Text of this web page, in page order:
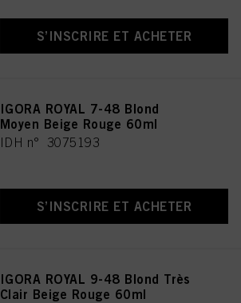
S’INSCRIRE ET ACHETER
IGORA ROYAL 7-48 Blond
Moyen Beige Rouge 60ml
IDH n° 3075193
S’INSCRIRE ET ACHETER
IGORA ROYAL 9-48 Blond Très
Clair Beige Rouge 60ml